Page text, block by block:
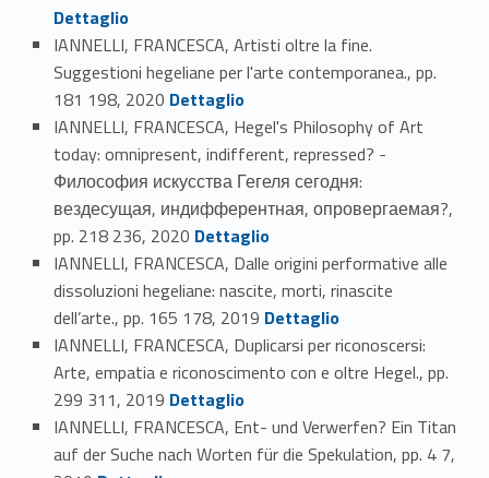
Dettaglio
IANNELLI, FRANCESCA, Artisti oltre la fine.
Suggestioni hegeliane per l'arte contemporanea., pp.
181 198, 2020 Link identifier #identifier_person_60296-131
Dettaglio
IANNELLI, FRANCESCA, Hegel's Philosophy of Art
today: omnipresent, indifferent, repressed? -
Философия искусства Гегеля сегодня:
вездесущая, индифферентная, опровергаемая?,
pp. 218 236, 2020 Link identifier #identifier_person_118708-132
Dettaglio
IANNELLI, FRANCESCA, Dalle origini performative alle
dissoluzioni hegeliane: nascite, morti, rinascite
dell’arte., pp. 165 178, 2019 Link identifier #identifier_person_10989-133
Dettaglio
IANNELLI, FRANCESCA, Duplicarsi per riconoscersi:
Arte, empatia e riconoscimento con e oltre Hegel., pp.
299 311, 2019 Link identifier #identifier_person_134569-134
Dettaglio
IANNELLI, FRANCESCA, Ent- und Verwerfen? Ein Titan
auf der Suche nach Worten für die Spekulation, pp. 4 7,
Link identifier #identifier_person_132699-135